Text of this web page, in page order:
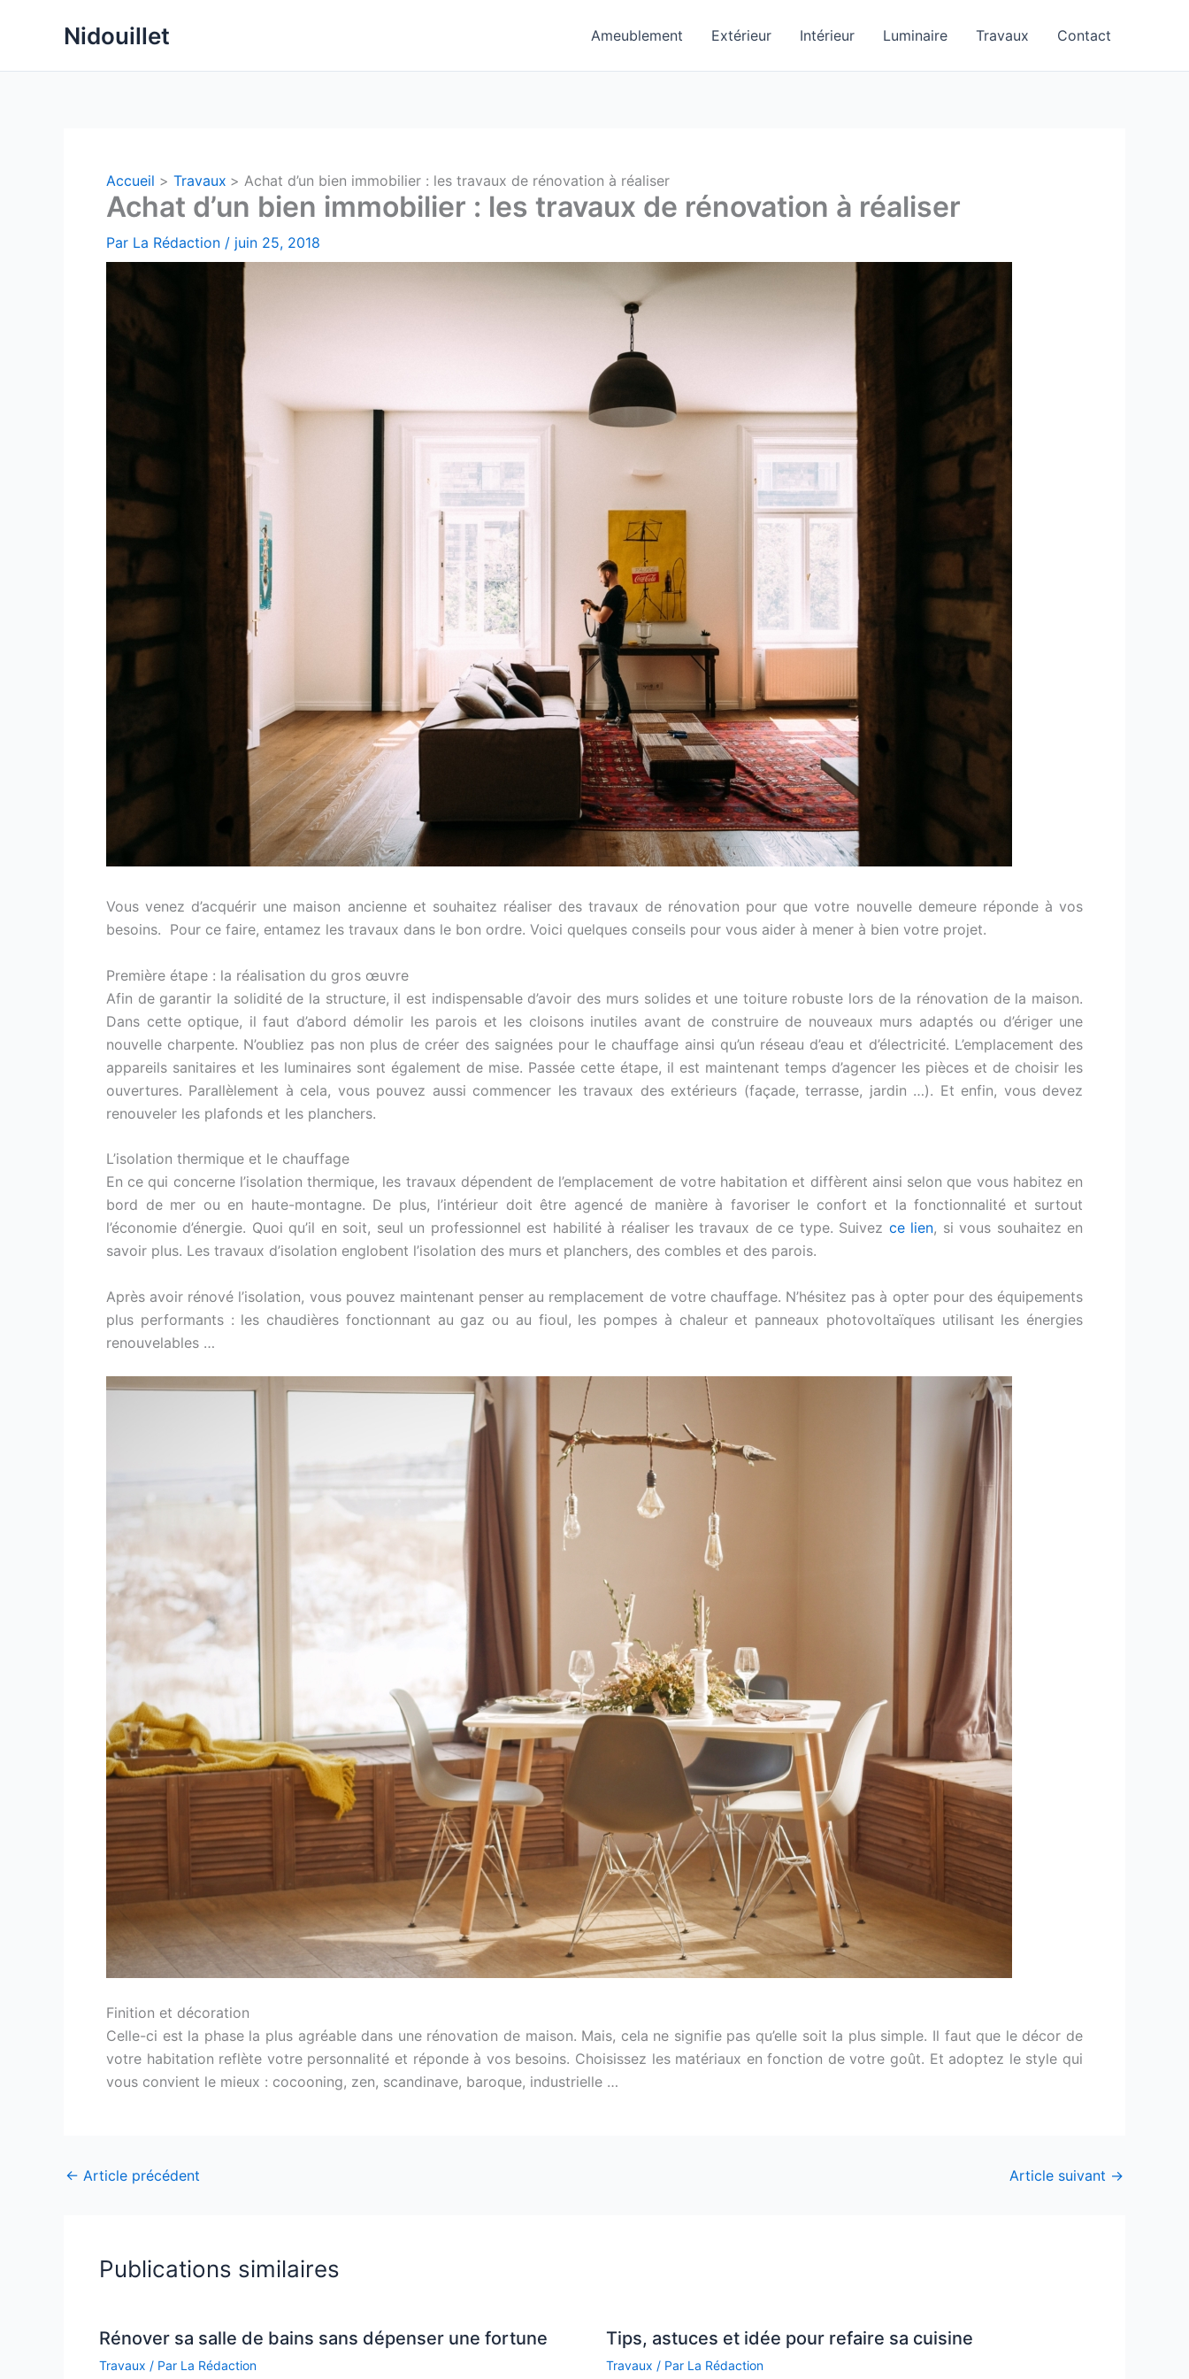
Nidouillet Ameublement Extérieur Intérieur Luminaire Travaux Contact
Accueil Travaux Achat d’un bien immobilier : les travaux de rénovation à réaliser
Achat d’un bien immobilier : les travaux de rénovation à réaliser
Par La Rédaction / juin 25, 2018
Vous venez d’acquérir une maison ancienne et souhaitez réaliser des travaux de rénovation pour que votre nouvelle demeure réponde à vos
besoins. Pour ce faire, entamez les travaux dans le bon ordre. Voici quelques conseils pour vous aider à mener à bien votre projet.
Première étape : la réalisation du gros œuvre
Afin de garantir la solidité de la structure, il est indispensable d’avoir des murs solides et une toiture robuste lors de la rénovation de la maison.
Dans cette optique, il faut d’abord démolir les parois et les cloisons inutiles avant de construire de nouveaux murs adaptés ou d’ériger une
nouvelle charpente. N’oubliez pas non plus de créer des saignées pour le chauffage ainsi qu’un réseau d’eau et d’électricité. L’emplacement des
appareils sanitaires et les luminaires sont également de mise. Passée cette étape, il est maintenant temps d’agencer les pièces et de choisir les
ouvertures. Parallèlement à cela, vous pouvez aussi commencer les travaux des extérieurs (façade, terrasse, jardin …). Et enfin, vous devez
renouveler les plafonds et les planchers.
L’isolation thermique et le chauffage
En ce qui concerne l’isolation thermique, les travaux dépendent de l’emplacement de votre habitation et diffèrent ainsi selon que vous habitez en
bord de mer ou en haute-montagne. De plus, l’intérieur doit être agencé de manière à favoriser le confort et la fonctionnalité et surtout
l’économie d’énergie. Quoi qu’il en soit, seul un professionnel est habilité à réaliser les travaux de ce type. Suivez ce lien, si vous souhaitez en
savoir plus. Les travaux d’isolation englobent l’isolation des murs et planchers, des combles et des parois.
Après avoir rénové l’isolation, vous pouvez maintenant penser au remplacement de votre chauffage. N’hésitez pas à opter pour des équipements
plus performants : les chaudières fonctionnant au gaz ou au fioul, les pompes à chaleur et panneaux photovoltaïques utilisant les énergies
renouvelables …
Finition et décoration
Celle-ci est la phase la plus agréable dans une rénovation de maison. Mais, cela ne signifie pas qu’elle soit la plus simple. Il faut que le décor de
votre habitation reflète votre personnalité et réponde à vos besoins. Choisissez les matériaux en fonction de votre goût. Et adoptez le style qui
vous convient le mieux : cocooning, zen, scandinave, baroque, industrielle …
← Article précédent Article suivant →
Publications similaires
Rénover sa salle de bains sans dépenser une fortune
Travaux / Par La Rédaction
Tips, astuces et idée pour refaire sa cuisine
Travaux / Par La Rédaction